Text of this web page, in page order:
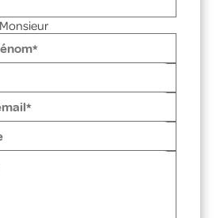
Monsieur